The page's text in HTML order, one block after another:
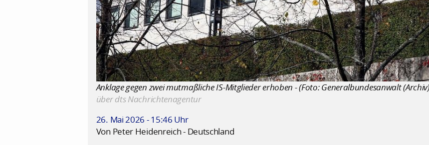
Anklage gegen zwei mutmaßliche IS-Mitglieder erhoben - (Foto: Generalbundesanwalt
über dts Nachrichtenagentur
26. Mai 2026 - 15:46 Uhr
Von Peter Heidenreich - Deutschland